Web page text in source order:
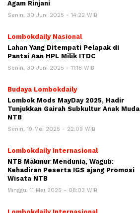
Agam Rinjani
Senin, 30 Juni 2025 - 14:22 WIB
Lombokdaily Nasional
Lahan Yang Ditempati Pelapak di
Pantai Aan HPL Milik ITDC
Senin, 30 Juni 2025 - 11:18 WIB
Budaya Lombokdaily
Lombok Mods MayDay 2025, Hadir
Tunjukkan Gairah Subkultur Anak Muda
NTB
Senin, 19 Mei 2025 - 22:09 WIB
Lombokdaily Internasional
NTB Makmur Mendunia, Wagub:
Kehadiran Peserta IGS ajang Promosi
Wisata NTB
Minggu, 11 Mei 2025 - 08:03 WIB